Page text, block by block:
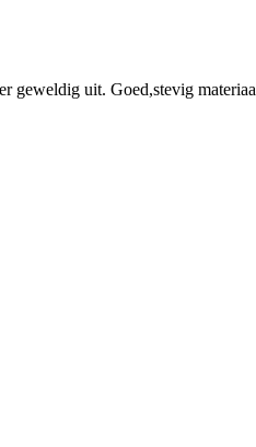
geweldig uit. Goed,stevig